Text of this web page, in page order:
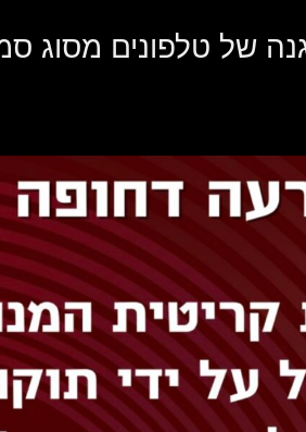
של טלפונים מסוג